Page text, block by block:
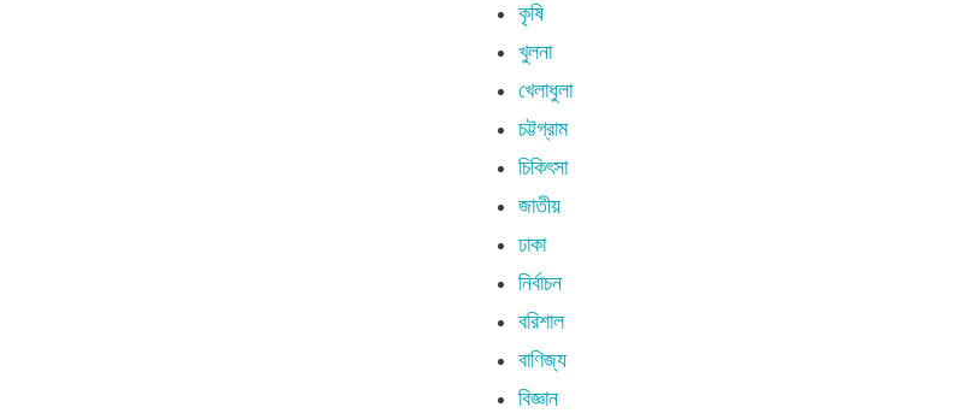
কৃষি
খুলনা
খেলাধুলা
চট্টগ্রাম
চিকিৎসা
জাতীয়
ঢাকা
নির্বাচন
বরিশাল
বাণিজ্য
বিজ্ঞান